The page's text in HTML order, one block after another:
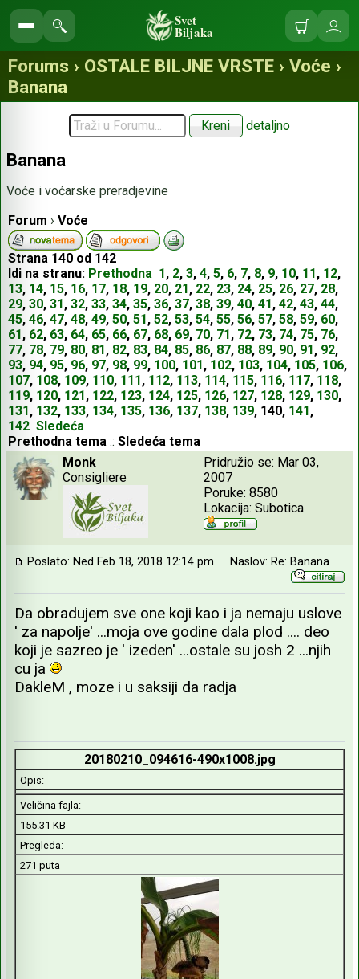
Pretraga
sajta
Svet
Biljaka Korpa
se
Forums › OSTALE BILJNE VRSTE › Voće ›
Banana
detaljno
Banana
Voće i voćarske preradjevine
Forum › Voće
Strana 140 od 142
Idi na stranu: Prethodna 1, 2, 3, 4, 5, 6, 7, 8, 9, 10, 11, 12,
13, 14, 15, 16, 17, 18, 19, 20, 21, 22, 23, 24, 25, 26, 27, 28,
29, 30, 31, 32, 33, 34, 35, 36, 37, 38, 39, 40, 41, 42, 43, 44,
45, 46, 47, 48, 49, 50, 51, 52, 53, 54, 55, 56, 57, 58, 59, 60,
61, 62, 63, 64, 65, 66, 67, 68, 69, 70, 71, 72, 73, 74, 75, 76,
77, 78, 79, 80, 81, 82, 83, 84, 85, 86, 87, 88, 89, 90, 91, 92,
93, 94, 95, 96, 97, 98, 99, 100, 101, 102, 103, 104, 105, 106,
107, 108, 109, 110, 111, 112, 113, 114, 115, 116, 117, 118,
119, 120, 121, 122, 123, 124, 125, 126, 127, 128, 129, 130,
131, 132, 133, 134, 135, 136, 137, 138, 139, 140, 141,
142 Sledeća
Prethodna tema :: Sledeća tema
Monk
Consigliere
Pridružio se: Mar 03,
2007
Poruke: 8580
Lokacija: Subotica
Poslato: Ned Feb 18, 2018 12:14 pm Naslov: Re: Banana
Da obradujem sve one koji kao i ja nemaju uslove
' za napolje' ...moja ove godine dala plod .... deo
koji je sazreo je ' izeden' ...ostale su josh 2 ...njih
cu ja
DakleM , moze i u saksiji da radja
20180210_094616-490x1008.jpg
Opis:
Veličina fajla:
155.31 KB
Pregleda:
271 puta